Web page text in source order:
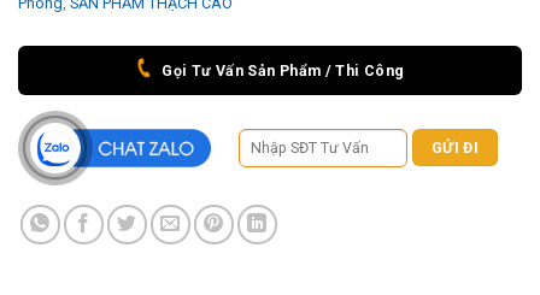
Gọi Tư Vấn Sản Phẩm / Thi Công